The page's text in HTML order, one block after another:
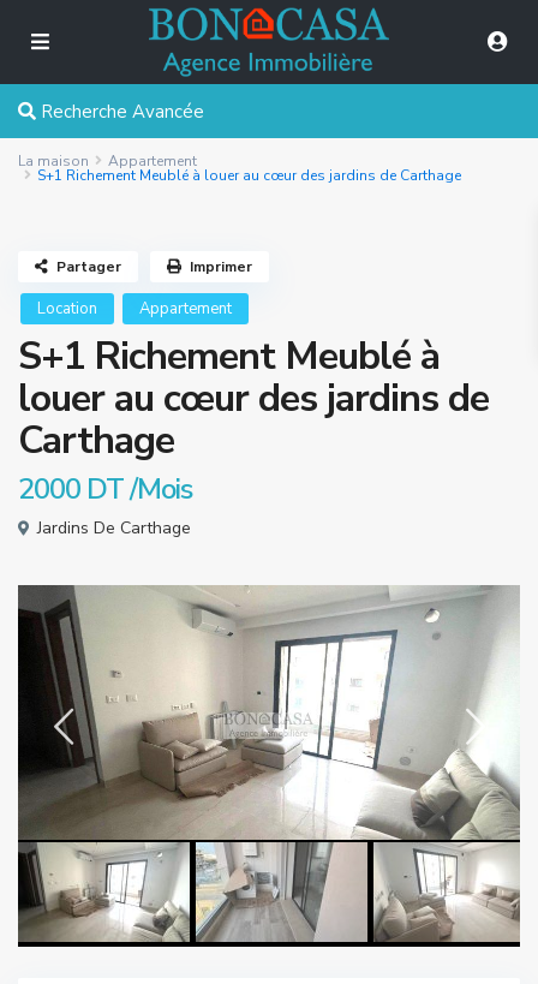
Recherche Avancée
La maison Appartement
S+1 Richement Meublé à louer au cœur des jardins de Carthage
Location Appartement
S+1 Richement Meublé à
louer au cœur des jardins de
Carthage
2000 DT/Mois
Jardins De Carthage
Partager Imprimer